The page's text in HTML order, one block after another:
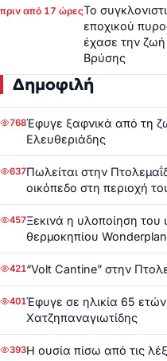
πριν από 17 ώρεςΤο
εποχικού
έχασε την
Βρύσης
Δημοφιλή
768Έφυγε ξαφνικά από τη
Ελευθεριάδης
637Πωλείται στην
οικόπεδο στη περιοχή
457Ξεκινά η υλοποίηση
θερμοκηπίου
421“Volt Cantine” στην
401Έφυγε σε ηλικία 65
Χατζηπαναγιωτίδης
393Η ουσία πίσω από τις